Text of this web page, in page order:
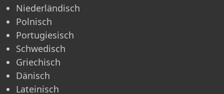
Niederländisch
Polnisch
Portugiesisch
Schwedisch
Griechisch
Dänisch
Lateinisch